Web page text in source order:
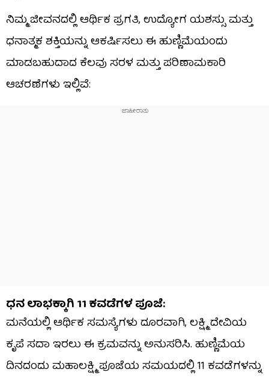
ನಿಮ್ಮ ಜೀವನದಲ್ಲಿ ಆರ್ಥಿಕ ಪ್ರಗತಿ, ಉದ್ಯೋಗ ಯಶಸ್ಸು ಮತ್ತು
ಧನಾತ್ಮಕ ಶಕ್ತಿಯನ್ನು ಆಕರ್ಷಿಸಲು ಈ ಹುಣ್ಣಿಮೆಯಂದು
ಮಾಡಬಹುದಾದ ಕೆಲವು ಸರಳ ಮತ್ತು ಪರಿಣಾಮಕಾರಿ
ಆಚರಣೆಗಳು ಇಲ್ಲಿವೆ:
ಧನ ಲಾಭಕ್ಕಾಗಿ 11 ಕವಡೆಗಳ ಪೂಜೆ:
ಮನೆಯಲ್ಲಿ ಆರ್ಥಿಕ ಸಮಸ್ಯೆಗಳು ದೂರವಾಗಿ, ಲಕ್ಷ್ಮಿ ದೇವಿಯ
ಕೃಪೆ ಸದಾ ಇರಲು ಈ ಕ್ರಮವನ್ನು ಅನುಸರಿಸಿ. ಹುಣ್ಣಿಮೆಯ
ದಿನದಂದು ಮಹಾಲಕ್ಷ್ಮಿ ಪೂಜೆಯ ಸಮಯದಲ್ಲಿ 11 ಕವಡೆಗಳನ್ನು